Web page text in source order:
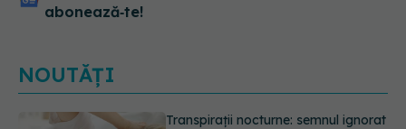
abonează‑te!
NOUTĂȚI